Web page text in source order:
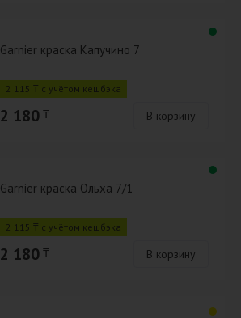
Garnier краска Капучино 7
2 115 ₸ с учётом кешбэка
2 180 ₸ В корзину
Garnier краска Ольха 7/1
2 115 ₸ с учётом кешбэка
2 180 ₸ В корзину